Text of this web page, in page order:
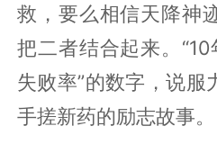
救，要么相信天降神
把二者结合起来。
失败率”的数字，说服
手搓新药的励志故事。